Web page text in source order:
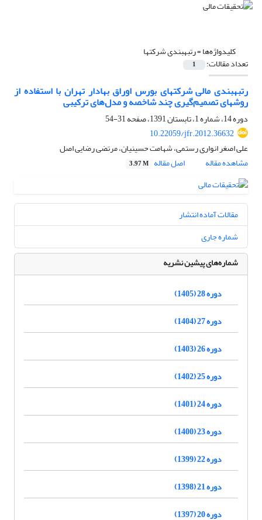
کلیدواژه‌ها =رتبه‎بندی شرکت‎ها
تعداد مقالات: 1
رتبه‎بندی مالی شرکت‎های بورس اوراق بهادار تهران با استفاده از
روش‎های تصمیم‌گیری چند شاخصه و مدل‌های ترکیبی
دوره 14، شماره 1، تابستان 1391، صفحه
31-54
10.22059/jfr.2012.36632
علی اصغر انواری رستمی، شهامت حسینیان، مرتضی رضایی اصل
مشاهده مقاله
اصل مقاله 3.97 M
مقالات آماده انتشار
شماره جاری
شماره‌های پیشین نشریه
دوره 28 (1405)
دوره 27 (1404)
دوره 26 (1403)
دوره 25 (1402)
دوره 24 (1401)
دوره 23 (1400)
دوره 22 (1399)
دوره 21 (1398)
دوره 20 (1397)